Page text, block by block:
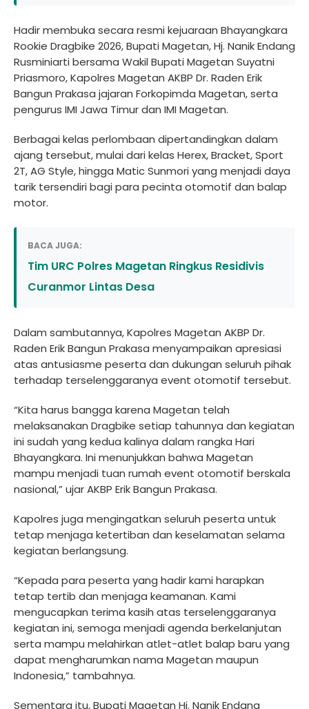
Hadir membuka secara resmi kejuaraan Bhayangkara
Rookie Dragbike 2026, Bupati Magetan, Hj. Nanik Endang
Rusminiarti bersama Wakil Bupati Magetan Suyatni
Priasmoro, Kapolres Magetan AKBP Dr. Raden Erik
Bangun Prakasa jajaran Forkopimda Magetan, serta
pengurus IMI Jawa Timur dan IMI Magetan.
Berbagai kelas perlombaan dipertandingkan dalam
ajang tersebut, mulai dari kelas Herex, Bracket, Sport
2T, AG Style, hingga Matic Sunmori yang menjadi daya
tarik tersendiri bagi para pecinta otomotif dan balap
motor.
BACA JUGA:
Tim URC Polres Magetan Ringkus Residivis
Curanmor Lintas Desa
Dalam sambutannya, Kapolres Magetan AKBP Dr.
Raden Erik Bangun Prakasa menyampaikan apresiasi
atas antusiasme peserta dan dukungan seluruh pihak
terhadap terselenggaranya event otomotif tersebut.
“Kita harus bangga karena Magetan telah
melaksanakan Dragbike setiap tahunnya dan kegiatan
ini sudah yang kedua kalinya dalam rangka Hari
Bhayangkara. Ini menunjukkan bahwa Magetan
mampu menjadi tuan rumah event otomotif berskala
nasional,” ujar AKBP Erik Bangun Prakasa.
Kapolres juga mengingatkan seluruh peserta untuk
tetap menjaga ketertiban dan keselamatan selama
kegiatan berlangsung.
“Kepada para peserta yang hadir kami harapkan
tetap tertib dan menjaga keamanan. Kami
mengucapkan terima kasih atas terselenggaranya
kegiatan ini, semoga menjadi agenda berkelanjutan
serta mampu melahirkan atlet-atlet balap baru yang
dapat mengharumkan nama Magetan maupun
Indonesia,” tambahnya.
Sementara itu, Bupati Magetan Hj. Nanik Endang